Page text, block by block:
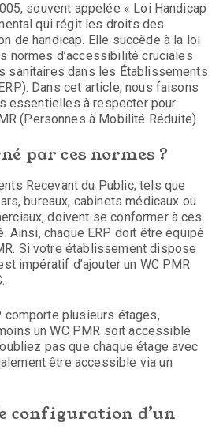
souvent appelée « Loi Handicap
qui régit les droits des
de handicap. Elle succède à la loi
normes d’accessibilité cruciales
sanitaires dans les Établissements
Dans cet article, nous faisons
essentielles à respecter pour
(Personnes à Mobilité Réduite).
par ces normes ?
Recevant du Public, tels que
bureaux, cabinets médicaux ou
doivent se conformer à ces
Ainsi, chaque ERP doit être équipé
Si votre établissement dispose
impératif d’ajouter un WC PMR
comporte plusieurs étages,
un WC PMR soit accessible
pas que chaque étage avec
être accessible via un
configuration d’un